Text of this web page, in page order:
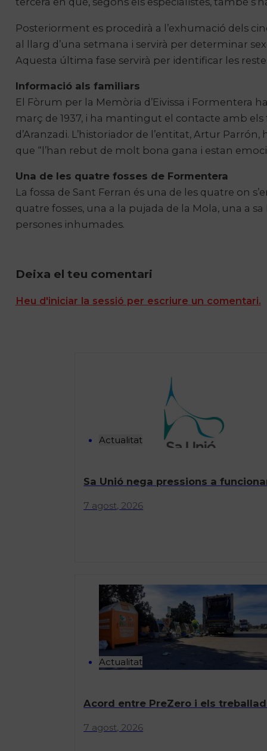
Posteriorment es procedirà a l’exhumació dels
al llarg d’una setmana i servirà per determinar
Aquesta última fase servirà per identificar les
Informació als familiars
El Fòrum per la Memòria d’Eivissa i Formentera
març de 1937, i ha mantingut el contacte amb
d’Aranzadi. L’historiador de l’entitat, Artur Parrón,
que “l’han rebut de molt bona gana i estan
Una de les quatre fosses de Formentera
La fossa de Sant Ferran és una de les quatre on
quatre fosses, una a la pujada de la Mola, una a sa
persones inhumades.
Deixa el teu comentari
Heu d'iniciar la sessió per escriure un comentari.
Actualitat
Sa Unió nega pressions a
7 agost, 2026
Actualitat
Acord entre PreZero i els
7 agost, 2026